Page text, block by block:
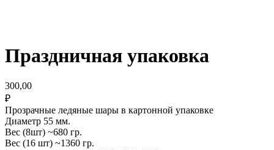
Праздничная упаковка
300,00
₽
Прозрачные ледяные шары в картонной упаковке
Диаметр 55 мм.
Вес (8шт) ~680 гр.
Вес (16 шт) ~1360 гр.